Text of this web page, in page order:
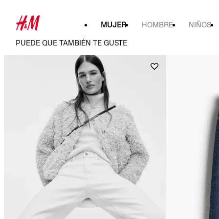
MUJER HOMBRE NIÑOS
PUEDE QUE TAMBIÉN TE GUSTE